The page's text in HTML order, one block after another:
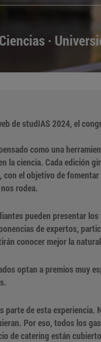
·
de studIAS 2024, el
como una
la ciencia. Cada edición
con el objetivo de
rodea.
pueden presentar
de expertos,
conocer mejor la
optan a premios muy
parte de esta experiencia.
Por eso, todos los
de catering están